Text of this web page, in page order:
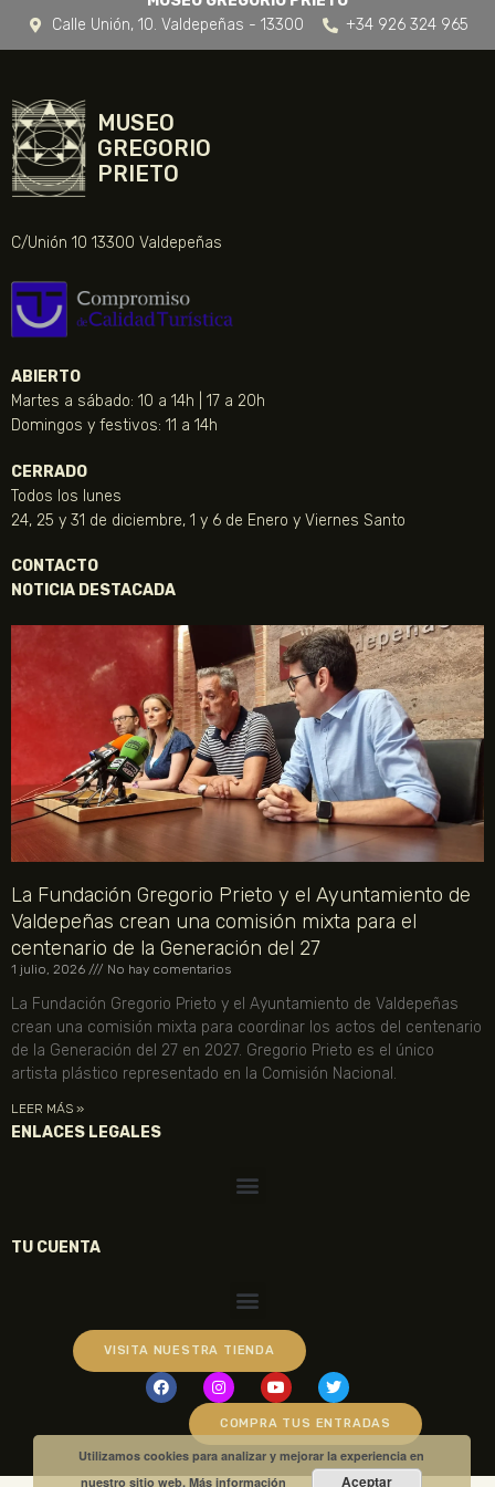
Calle Unión, 10. Valdepeñas - 13300
+34 926 324 965
MUSEO
GREGORIO
PRIETO
C/Unión 10 13300 Valdepeñas
ABIERTO
Martes a sábado: 10 a 14h | 17 a 20h
Domingos y festivos: 11 a 14h
CERRADO
Todos los lunes
24, 25 y 31 de diciembre, 1 y 6 de Enero y Viernes Santo
CONTACTO
NOTICIA DESTACADA
La Fundación Gregorio Prieto y el Ayuntamiento de
Valdepeñas crean una comisión mixta para el
centenario de la Generación del 27
1 julio, 2026 No hay comentarios
La Fundación Gregorio Prieto y el Ayuntamiento de Valdepeñas
crean una comisión mixta para coordinar los actos del centenario
de la Generación del 27 en 2027. Gregorio Prieto es el único
artista plástico representado en la Comisión Nacional.
LEER MÁS »
ENLACES LEGALES
TU CUENTA
VISITA NUESTRA TIENDA
COMPRA TUS ENTRADAS
Utilizamos cookies para analizar y mejorar la experiencia en
nuestro sitio web.Más información Aceptar